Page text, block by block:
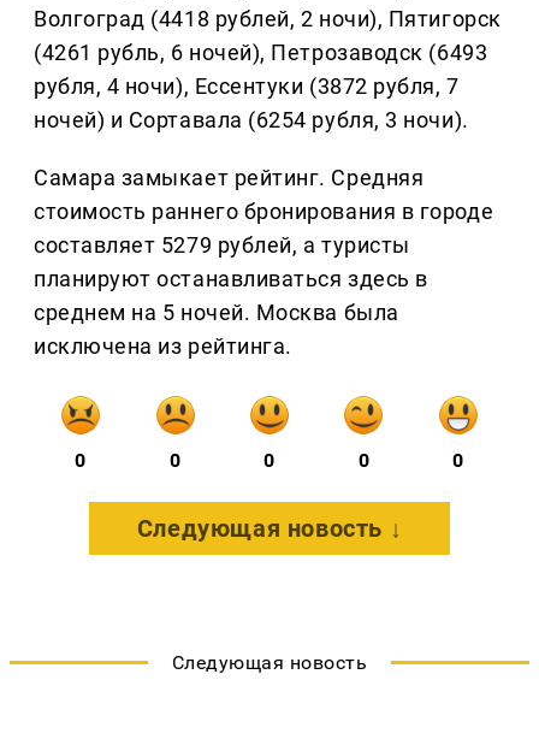
Волгоград (4418 рублей, 2 ночи), Пятигорск
(4261 рубль, 6 ночей), Петрозаводск (6493
рубля, 4 ночи), Ессентуки (3872 рубля, 7
ночей) и Сортавала (6254 рубля, 3 ночи).
Самара замыкает рейтинг. Средняя
стоимость раннего бронирования в городе
составляет 5279 рублей, а туристы
планируют останавливаться здесь в
среднем на 5 ночей. Москва была
исключена из рейтинга.
0 0 0 0 0
Следующая новость ↓
Следующая новость